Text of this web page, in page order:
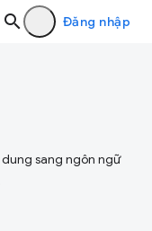
Đăng nhập
sang ngôn ngữ